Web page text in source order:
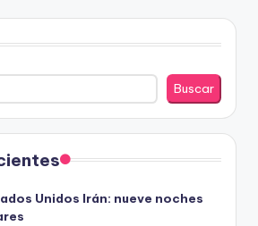
Buscar
Unidos Irán: nueve noches